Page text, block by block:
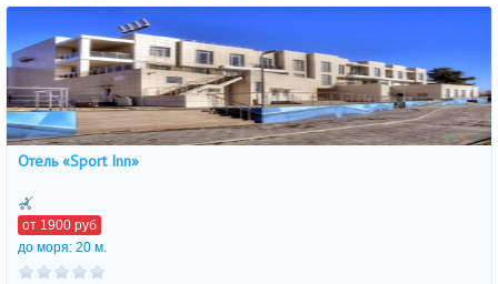
Отель «Sport Inn»
от 1900 руб
до моря: 20 м.